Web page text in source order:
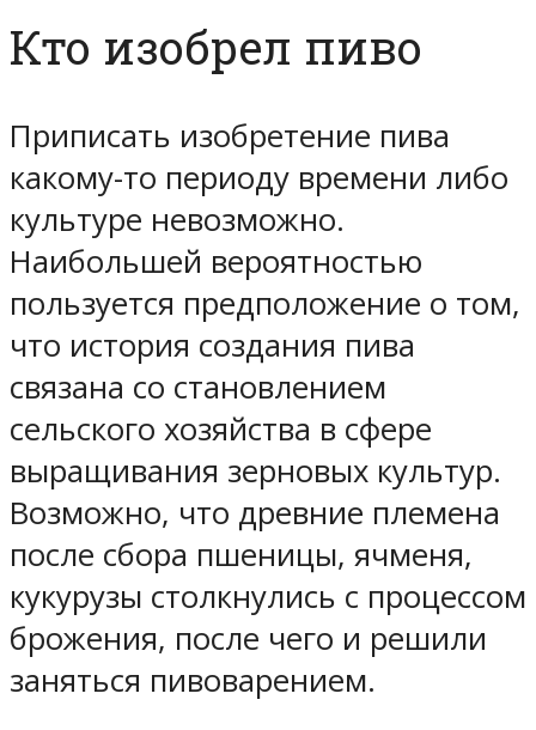
Кто изобрел пиво
Приписать изобретение пива
какому-то периоду времени либо
культуре невозможно.
Наибольшей вероятностью
пользуется предположение о том,
что история создания пива
связана со становлением
сельского хозяйства в сфере
выращивания зерновых культур.
Возможно, что древние племена
после сбора пшеницы, ячменя,
кукурузы столкнулись с процессом
брожения, после чего и решили
заняться пивоварением.